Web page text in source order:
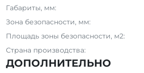
Габариты, мм:
Зона безопасности, мм:
Площадь зоны безопасности, м2:
Страна производства:
ДОПОЛНИТЕЛЬНО